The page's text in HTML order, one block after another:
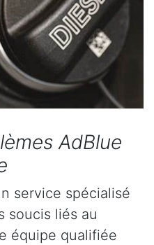
AdBlue
service spécialisé
soucis liés au
équipe qualifiée